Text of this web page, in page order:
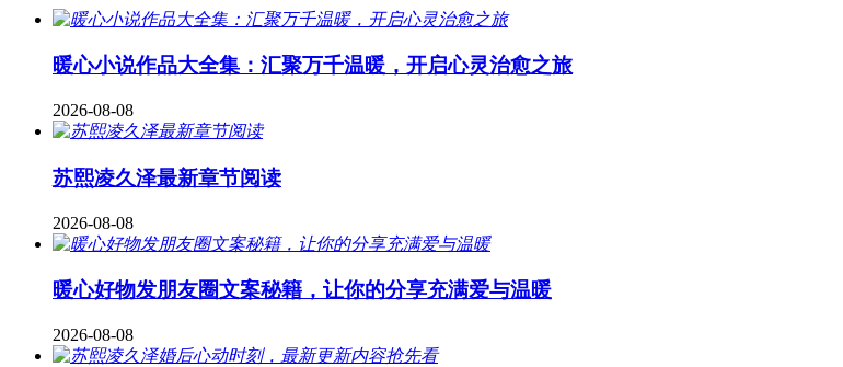
暖心小说作品大全集：汇聚万千温暖，开启心灵治愈之旅
2026-08-08
苏熙凌久泽最新章节阅读
2026-08-08
暖心好物发朋友圈文案秘籍，让你的分享充满爱与温暖
2026-08-08